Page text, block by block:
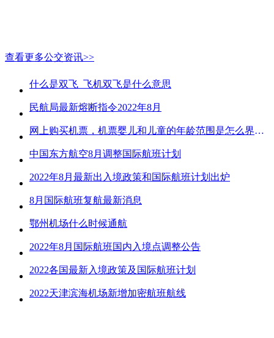
查看更多公交资讯>>
什么是双飞_飞机双飞是什么意思
民航局最新熔断指令2022年8月
网上购买机票，机票婴儿和儿童的年龄范围是怎么界定的？
中国东方航空8月调整国际航班计划
2022年8月最新出入境政策和国际航班计划出炉
8月国际航班复航最新消息
鄂州机场什么时候通航
2022年8月国际航班国内入境点调整公告
2022各国最新入境政策及国际航班计划
2022天津滨海机场新增加密航班航线